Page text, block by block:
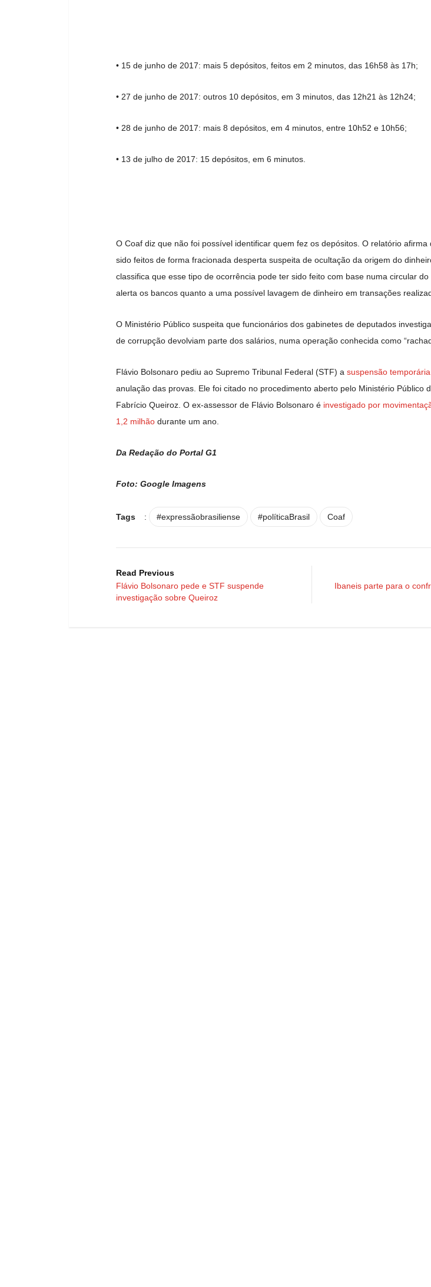
• 15 de junho de 2017: mais 5 depósitos, feitos em 2 minutos, das 16h58 às 17h;
• 27 de junho de 2017: outros 10 depósitos, em 3 minutos, das 12h21 às 12h24;
• 28 de junho de 2017: mais 8 depósitos, em 4 minutos, entre 10h52 e 10h56;
• 13 de julho de 2017: 15 depósitos, em 6 minutos.
O Coaf diz que não foi possível identificar quem fez os depósitos. O relatório afirma
sido feitos de forma fracionada desperta suspeita de ocultação da origem do
classifica que esse tipo de ocorrência pode ter sido feito com base numa circular
alerta os bancos quanto a uma possível lavagem de dinheiro em transações
O Ministério Público suspeita que funcionários dos gabinetes de deputados
de corrupção devolviam parte dos salários, numa operação conhecida como
Flávio Bolsonaro pediu ao Supremo Tribunal Federal (STF) a suspensão
anulação das provas. Ele foi citado no procedimento aberto pelo Ministério Público
Fabrício Queiroz. O ex-assessor de Flávio Bolsonaro é investigado por
1,2 milhão durante um ano.
Da Redação do Portal G1
Foto: Google Imagens
Tags : #expressãobrasiliense #políticaBrasil Coaf
Read Previous
Flávio Bolsonaro pede e STF suspende
investigação sobre Queiroz
Ibaneis parte para o